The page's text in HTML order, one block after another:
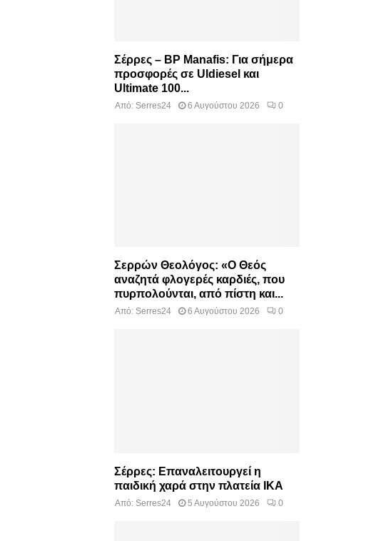
Σέρρες – BP Manafis: Για σήμερα
προσφορές σε Uldiesel και
Ultimate 100...
Από: Serres24 6 Αυγούστου 2026 0
Σερρών Θεολόγος: «Ο Θεός
αναζητά φλογερές καρδιές, που
πυρπολούνται, από πίστη και...
Από: Serres24 6 Αυγούστου 2026 0
Σέρρες: Επαναλειτουργεί η
παιδική χαρά στην πλατεία ΙΚΑ
Από: Serres24 5 Αυγούστου 2026 0